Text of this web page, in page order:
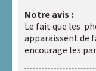
Notre avis :
Le fait que les
apparaissent de
encourage les